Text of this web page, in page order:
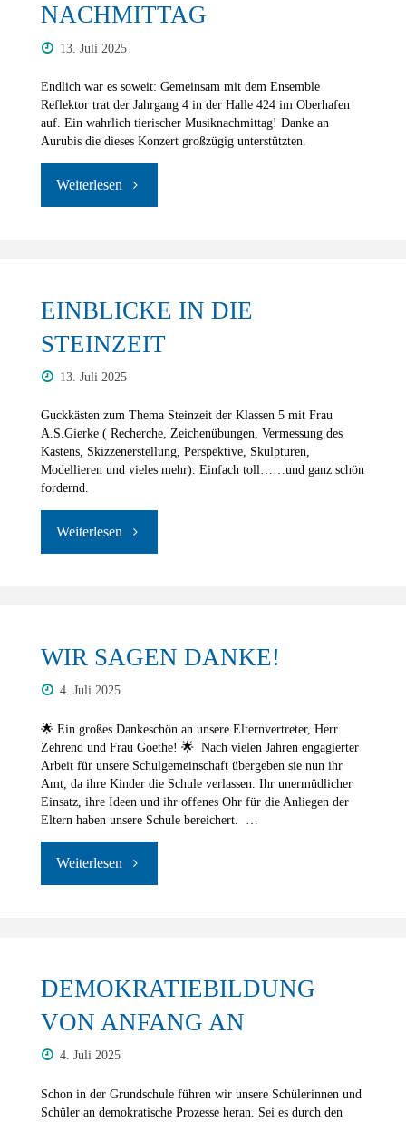
NACHMITTAG
13. Juli 2025
Endlich war es soweit: Gemeinsam mit dem Ensemble
Reflektor trat der Jahrgang 4 in der Halle 424 im Oberhafen
auf. Ein wahrlich tierischer Musiknachmittag! Danke an
Aurubis die dieses Konzert großzügig unterstützten.
"Ein
EINBLICKE IN DIE
STEINZEIT
13. Juli 2025
Guckkästen zum Thema Steinzeit der Klassen 5 mit Frau
A.S.Gierke ( Recherche, Zeichenübungen, Vermessung des
Kastens, Skizzenerstellung, Perspektive, Skulpturen,
Modellieren und vieles mehr). Einfach toll……und ganz schön
fordernd.
"Einblicke
WIR SAGEN DANKE!
4. Juli 2025
🌟 Ein großes Dankeschön an unsere Elternvertreter, Herr
Zehrend und Frau Goethe! 🌟 Nach vielen Jahren engagierter
Arbeit für unsere Schulgemeinschaft übergeben sie nun ihr
Amt, da ihre Kinder die Schule verlassen. Ihr unermüdlicher
Einsatz, ihre Ideen und ihr offenes Ohr für die Anliegen der
Eltern haben unsere Schule bereichert. …
"Wir
DEMOKRATIEBILDUNG
VON ANFANG AN
4. Juli 2025
Schon in der Grundschule führen wir unsere Schülerinnen und
Schüler an demokratische Prozesse heran. Sei es durch den